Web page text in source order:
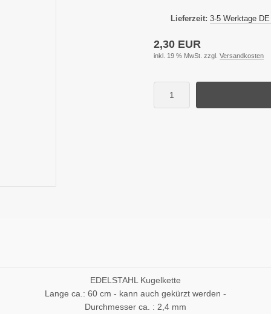
Lieferzeit: 3-5 Werktage
2,30 EUR
inkl. 19 % MwSt. zzgl. Versandkosten
EDELSTAHL Kugelkette
Lange ca.: 60 cm - kann auch gekürzt werden -
Durchmesser ca. : 2,4 mm